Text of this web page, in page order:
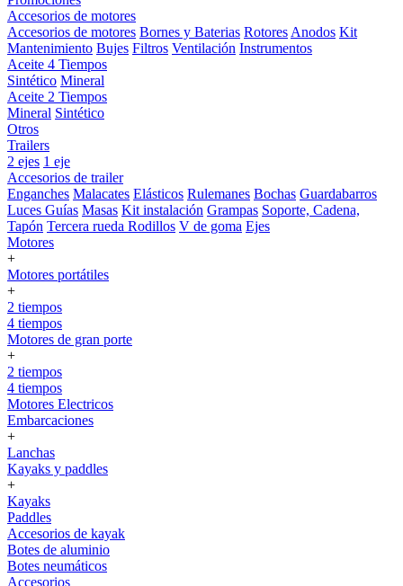
Accesorios de motores
Accesorios de motores Bornes y Baterias Rotores Anodos Kit
Mantenimiento Bujes Filtros Ventilación Instrumentos
Aceite 4 Tiempos
Sintético Mineral
Aceite 2 Tiempos
Mineral Sintético
Otros
Trailers
2 ejes 1 eje
Accesorios de trailer
Enganches Malacates Elásticos Rulemanes Bochas Guardabarros
Luces Guías Masas Kit instalación Grampas Soporte, Cadena,
Tapón Tercera rueda Rodillos V de goma Ejes
Motores
+
Motores portátiles
+
2 tiempos
4 tiempos
Motores de gran porte
+
2 tiempos
4 tiempos
Motores Electricos
Embarcaciones
+
Lanchas
Kayaks y paddles
+
Kayaks
Paddles
Accesorios de kayak
Botes de aluminio
Botes neumáticos
Accesorios